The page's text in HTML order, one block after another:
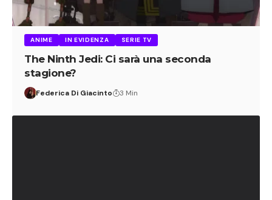
ANIME IN EVIDENZA SERIE TV
The Ninth Jedi: Ci sarà una seconda
stagione?
Federica Di Giacinto 3 Min